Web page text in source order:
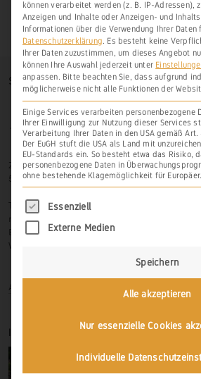
SO FINDEN SIE UNS
Zur Hasenlay 10
56379 Scheidt
Tel.: 06439-326 523
mobil: 0171-3445599
Email: info@weinbau-an-der-lahn.de
Web:
Anmelden
IMPRESSIONEN
können verarbeitet werden (z. B. IP-Adressen),
Anzeigen und Inhalte oder Anzeigen- und
Informationen über die Verwendung Ihrer Daten
Datenschutzerklärung. Es besteht keine
Ihrer Daten zuzustimmen, um dieses Angebot
können Ihre Auswahl jederzeit unter
anpassen. Bitte beachten Sie, dass aufgrund
möglicherweise nicht alle Funktionen der
Einige Services verarbeiten personenbezogene
Ihrer Einwilligung zur Nutzung dieser Services
Verarbeitung Ihrer Daten in den USA gemäß Art.
Der EuGH stuft die USA als Land mit
EU-Standards ein. So besteht etwa das Risiko,
personenbezogene Daten in
ohne bestehende Klagemöglichkeit für Europäer.
Es folgt eine Liste der
Essenziell
Externe Medien
Speichern
Alle akzeptieren
Nur essenzielle Cookies
Individuelle